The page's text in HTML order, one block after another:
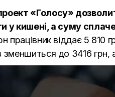
«Голосу»
у кишені, а суму
працівник віддає 5
зменшиться до 3416 грн,